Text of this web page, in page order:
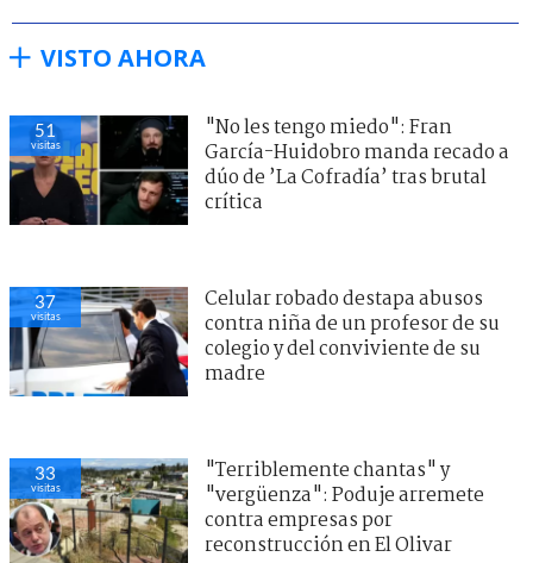
VISTO AHORA
51
visitas
"No les tengo miedo": Fran
García-Huidobro manda recado a
dúo de ’La Cofradía’ tras brutal
crítica
37
visitas
Celular robado destapa abusos
contra niña de un profesor de su
colegio y del conviviente de su
madre
33
visitas
"Terriblemente chantas" y
"vergüenza": Poduje arremete
contra empresas por
reconstrucción en El Olivar